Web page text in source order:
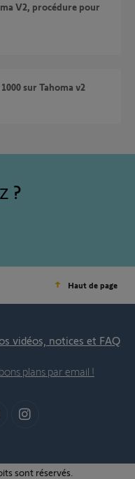
sur Tahoma v2
Haut de page
vidéos, notices et FAQ
plans par email !
sont réservés.